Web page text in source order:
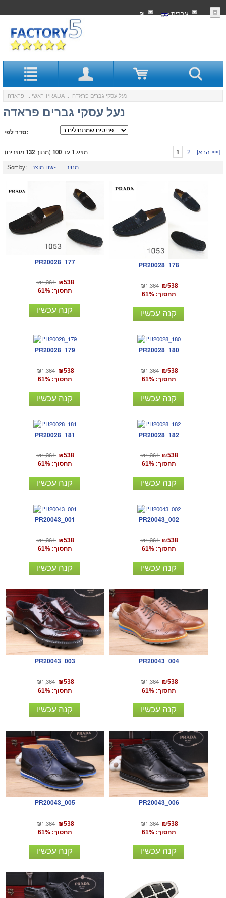
עִברִית ₪
ראשי :: פראדה-PRADA :: נעל עסקי גברים פראדה
נעל עסקי גברים פראדה
סדר לפי:
מציג 1עד100 (מתוך132מוצרים) 1 2 [הבא >>]
Sort by: שם מוצר- מחיר
PR20028_177
₪1,364 ₪538
תחסוך: 61%
קנה עכשיו
PR20028_178
₪1,364 ₪538
תחסוך: 61%
קנה עכשיו
PR20028_179
₪1,364 ₪538
תחסוך: 61%
קנה עכשיו
PR20028_180
₪1,364 ₪538
תחסוך: 61%
קנה עכשיו
PR20028_181
₪1,364 ₪538
תחסוך: 61%
קנה עכשיו
PR20028_182
₪1,364 ₪538
תחסוך: 61%
קנה עכשיו
PR20043_001
₪1,364 ₪538
תחסוך: 61%
קנה עכשיו
PR20043_002
₪1,364 ₪538
תחסוך: 61%
קנה עכשיו
PR20043_003
₪1,364 ₪538
תחסוך: 61%
קנה עכשיו
PR20043_004
₪1,364 ₪538
תחסוך: 61%
קנה עכשיו
PR20043_005
₪1,364 ₪538
תחסוך: 61%
קנה עכשיו
PR20043_006
₪1,364 ₪538
תחסוך: 61%
קנה עכשיו